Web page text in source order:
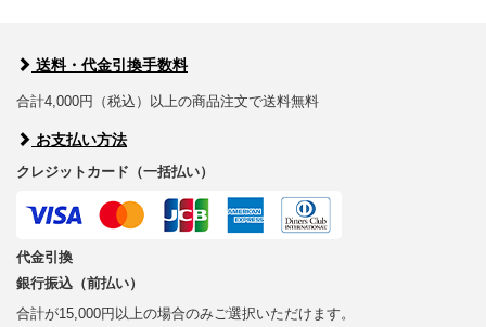
送料・代金引換手数料
合計4,000円（税込）以上の商品注文で送料無料
お支払い方法
クレジットカード（一括払い）
代金引換
銀行振込（前払い）
合計が15,000円以上の場合のみご選択いただけます。